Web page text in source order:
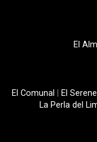
El
El Comunal El
La Perla del